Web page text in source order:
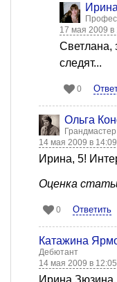
17 мая 2009 в
Светлана,
следят...
0
Ольга
Грандмастер
14 мая 2009 в 14:09
Ирина, 5!
Оценка
0 Ответить
Катажина
Дебютант
14 мая 2009 в 12:05
Ирина Зюзина,